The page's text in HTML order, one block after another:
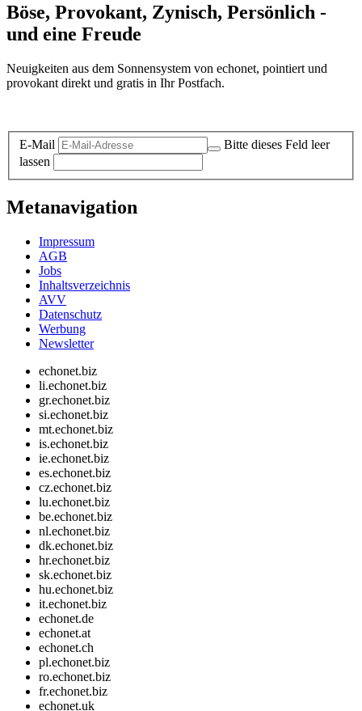
Böse, Provokant, Zynisch, Persönlich -
und eine Freude
Neuigkeiten aus dem Sonnensystem von echonet, pointiert und
provokant direkt und gratis in Ihr Postfach.
E-Mail
Bitte dieses Feld leer
lassen
Metanavigation
Impressum
AGB
Jobs
Inhaltsverzeichnis
AVV
Datenschutz
Werbung
Newsletter
echonet.biz
li.echonet.biz
gr.echonet.biz
si.echonet.biz
mt.echonet.biz
is.echonet.biz
ie.echonet.biz
es.echonet.biz
cz.echonet.biz
lu.echonet.biz
be.echonet.biz
nl.echonet.biz
dk.echonet.biz
hr.echonet.biz
sk.echonet.biz
hu.echonet.biz
it.echonet.biz
echonet.de
echonet.at
echonet.ch
pl.echonet.biz
ro.echonet.biz
fr.echonet.biz
echonet.uk